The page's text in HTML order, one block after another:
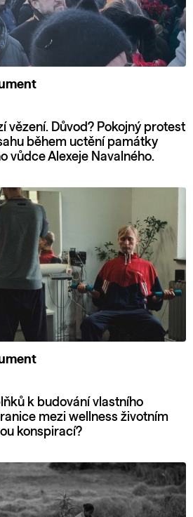
vězení. Důvod? Pokojný protest
během uctění památky
vůdce Alexeje Navalného.
k budování vlastního
mezi wellness životním
konspirací?